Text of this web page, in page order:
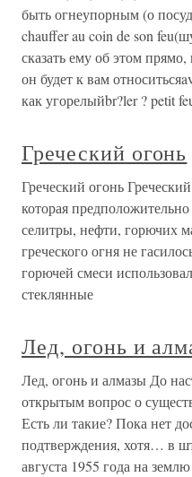
быть огнеупорным (о
chauffer au coin de son
сказать ему об этом
он будет к вам
как угорелыйbr?ler ? petit
Греческий огонь
Греческий огонь
которая
селитры, нефти, горючих
греческого огня не
горючей смеси
стеклянные
Лед, огонь и
Лед, огонь и алмазы До
открытым вопрос о
Есть ли такие? Пока нет
подтверждения, хотя… в
августа 1955 года на